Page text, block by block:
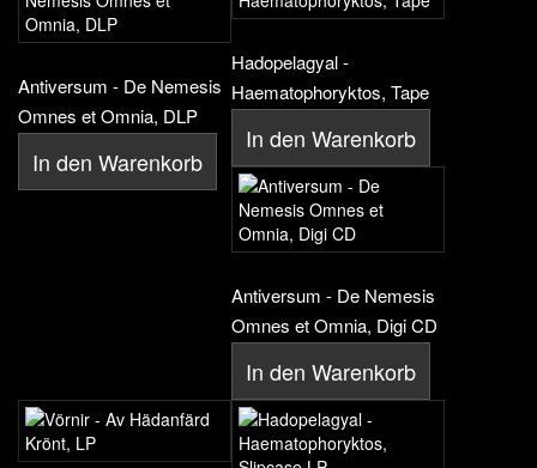
Antiversum - De Nemesis
Omnes et Omnia, DLP
In den Warenkorb
Hadopelagyal -
Haematophoryktos, Tape
In den Warenkorb
Antiversum - De Nemesis
Omnes et Omnia, Digi CD
In den Warenkorb